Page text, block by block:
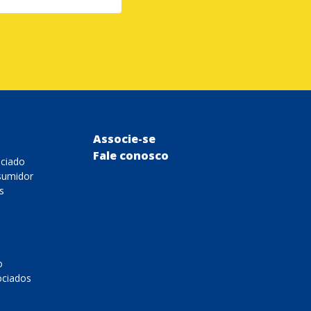
Associe-se
Fale conosco